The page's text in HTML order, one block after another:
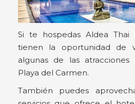
Si te hospedas Aldea Thai
tienen la oportunidad de
algunas de las
Playa del Carmen.
También puedes